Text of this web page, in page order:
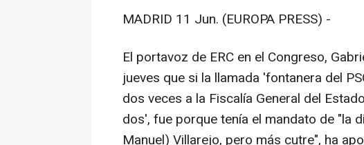
MADRID 11 Jun. (EUROPA PRESS) -
El portavoz de ERC en el Congreso,
jueves que si la llamada 'fontanera del
dos veces a la Fiscalía General del
dos', fue porque tenía el mandato de "la
Manuel) Villarejo, pero más cutre", ha